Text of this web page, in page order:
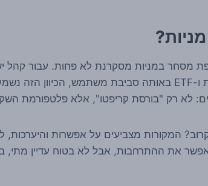
מסחר במניות מסקרנת לא פחות. עבור קהל
לא רק "בורסת קריפטו", אלא פלטפורמת
המקורות מצביעים על אפשרות והיערכות,
את ההתרחבות, אבל לא בטוח עדיין מתי,